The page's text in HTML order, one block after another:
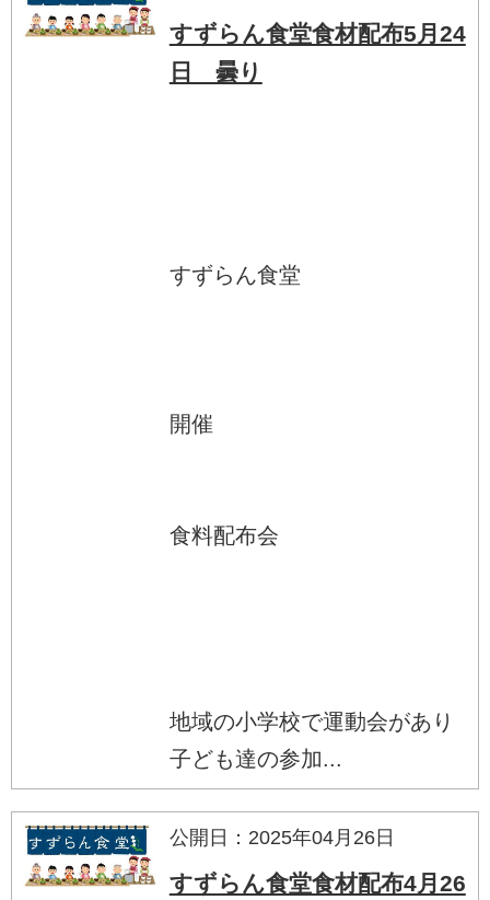
すずらん食堂食材配布5月24
日 曇り
すずらん食堂
開催
食料配布会
地域の小学校で運動会があり
子ども達の参加...
公開日：2025年04月26日
すずらん食堂食材配布4月26